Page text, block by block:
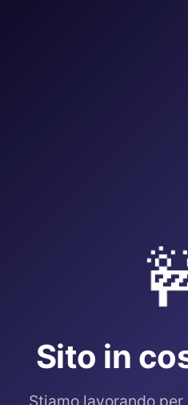
Sito in
Stiamo lavorando